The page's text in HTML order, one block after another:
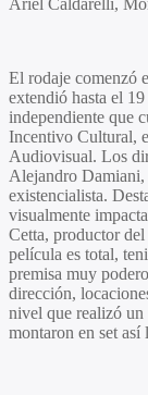
El rodaje comenzó
extendió hasta el
independiente que
Incentivo Cultural,
Audiovisual. Los
Alejandro Damiani
existencialista.
visualmente
Cetta, productor
película es total,
premisa muy
dirección,
nivel que realizó un
montaron en set así